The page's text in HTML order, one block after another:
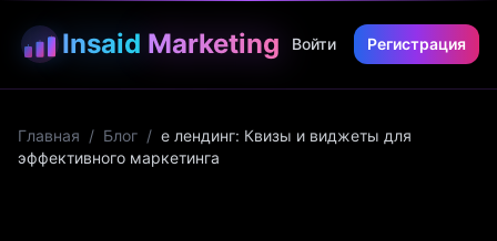
Insaid Marketing Войти Регистрация
Главная / Блог / е лендинг: Квизы и виджеты для
эффективного маркетинга